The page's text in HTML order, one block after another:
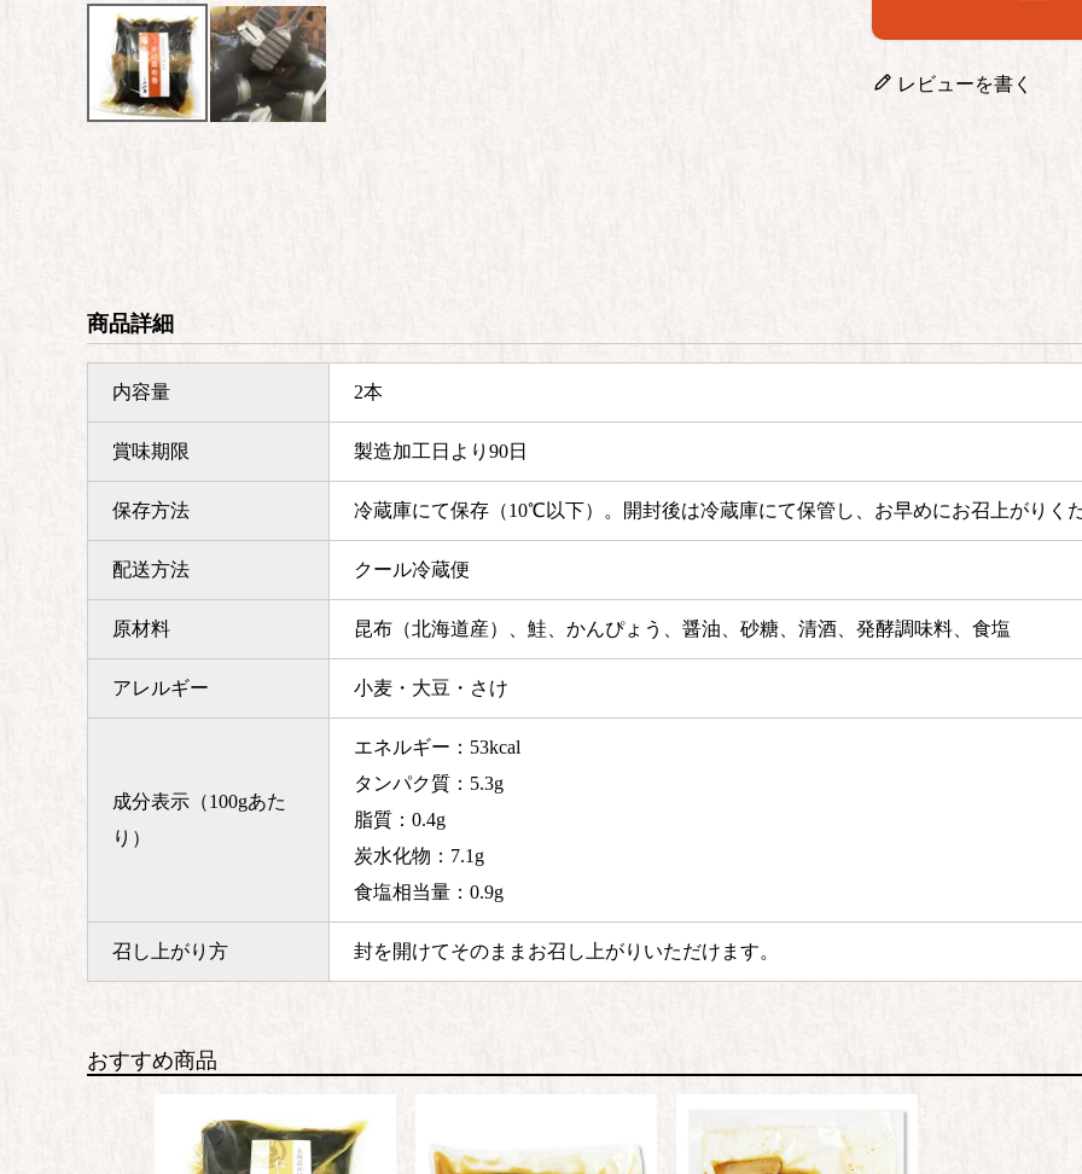
レビューを書く
商品詳細
内容量 2本
賞味期限 製造加工日より90日
保存方法 冷蔵庫にて保存（10℃以下）。 開封後は冷蔵庫にて保管し、お早めにお召上がりく
配送方法 クール冷蔵便
原材料 昆布（北海道産）、鮭、かんぴょう、醤油、砂糖、清酒、発酵調味料、食塩
アレルギー 小麦・大豆・さけ
成分表示（100gあた
り）
エネルギー：53kcal
タンパク質：5.3g
脂質：0.4g
炭水化物：7.1g
食塩相当量：0.9g
召し上がり方 封を開けてそのままお召し上がりいただけます。
おすすめ商品